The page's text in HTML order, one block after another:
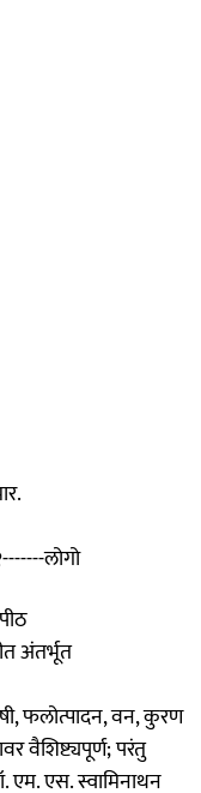
लोगो
अंतर्भूत
फलोत्पादन, वन, कुरण
वैशिष्ट्यपूर्ण; परंतु
एस. स्वामिनाथन